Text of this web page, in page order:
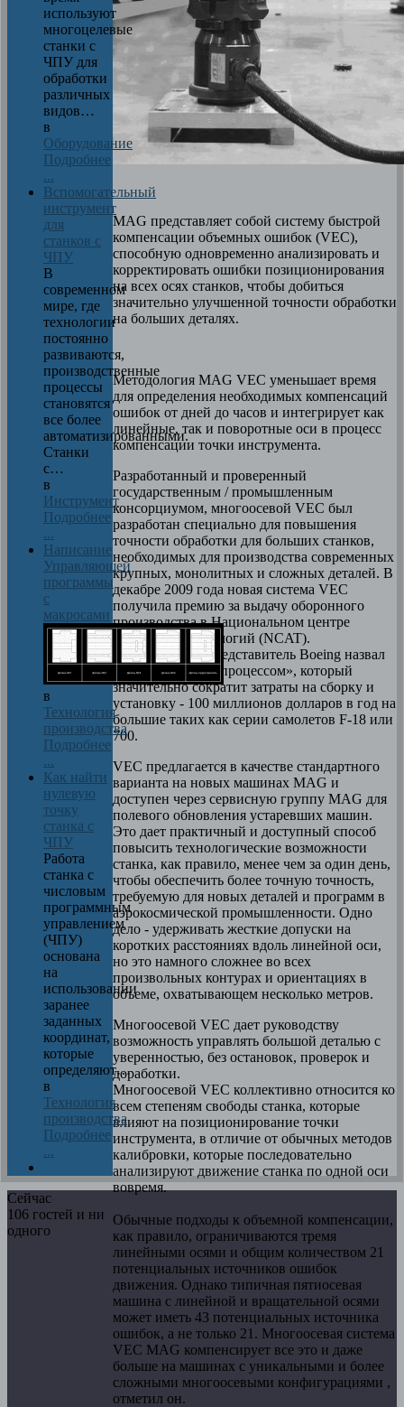
MAG представляет собой систему быстрой
компенсации объемных ошибок (VEC),
способную одновременно анализировать и
корректировать ошибки позиционирования
на всех осях станков, чтобы добиться
значительно улучшенной точности обработки
на больших деталях.
Методология MAG VEC уменьшает время
для определения необходимых компенсаций
ошибок от дней до часов и интегрирует как
линейные, так и поворотные оси в процесс
компенсации точки инструмента.
Разработанный и проверенный
государственным / промышленным
консорциумом, многоосевой VEC был
разработан специально для повышения
точности обработки для больших станков,
необходимых для производства современных
крупных, монолитных и сложных деталей. В
декабре 2009 года новая система VEC
получила премию за выдачу оборонного
производства в Национальном центре
передовых технологий (NCAT).
Официальный представитель Boeing назвал
ее «новаторским процессом», который
значительно сократит затраты на сборку и
установку - 100 миллионов долларов в год на
большие таких как серии самолетов F-18 или
700.
VEC предлагается в качестве стандартного
варианта на новых машинах MAG и
доступен через сервисную группу MAG для
полевого обновления устаревших машин.
Это дает практичный и доступный способ
повысить технологические возможности
станка, как правило, менее чем за один день,
чтобы обеспечить более точную точность,
требуемую для новых деталей и программ в
аэрокосмической промышленности. Одно
дело - удерживать жесткие допуски на
коротких расстояниях вдоль линейной оси,
но это намного сложнее во всех
произвольных контурах и ориентациях в
объеме, охватывающем несколько метров.
Многоосевой VEC дает руководству
возможность управлять большой деталью с
уверенностью, без остановок, проверок и
доработки.
Многоосевой VEC коллективно относится ко
всем степеням свободы станка, которые
влияют на позиционирование точки
инструмента, в отличие от обычных методов
калибровки, которые последовательно
анализируют движение станка по одной оси
вовремя.
Обычные подходы к объемной компенсации,
как правило, ограничиваются тремя
линейными осями и общим количеством 21
потенциальных источников ошибок
движения. Однако типичная пятиосевая
машина с линейной и вращательной осями
может иметь 43 потенциальных источника
ошибок, а не только 21. Многоосевая система
VEC MAG компенсирует все это и даже
больше на машинах с уникальными и более
сложными многоосевыми конфигурациями ,
отметил он.
используют
многоцелевые
станки с
ЧПУ для
обработки
различных
видов…
в
Оборудование
Подробнее
...
Вспомогательный
инструмент
для
станков с
ЧПУ
В
современном
мире, где
технологии
постоянно
развиваются,
производственные
процессы
становятся
все более
автоматизированными.
Станки
с…
в
Инструмент
Подробнее
...
Написание
Управляющей
программы
с
макросами
в
Технология
производства
Подробнее
...
Как найти
нулевую
точку
станка с
ЧПУ
Работа
станка с
числовым
программным
управлением
(ЧПУ)
основана
на
использовании
заранее
заданных
координат,
которые
определяют…
в
Технология
производства
Подробнее
...
Сейчас
106 гостей и ни
одного